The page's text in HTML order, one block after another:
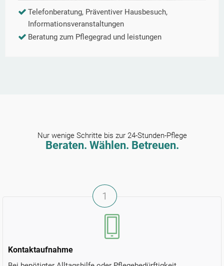
Telefonberatung, Präventiver Hausbesuch,
Informationsveranstaltungen
Beratung zum Pflegegrad und leistungen
Nur wenige Schritte bis zur 24-Stunden-Pflege
Beraten. Wählen. Betreuen.
Kontaktaufnahme
1